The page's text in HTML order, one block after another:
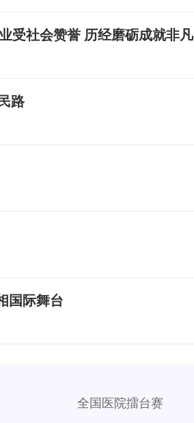
受社会赞誉 历经磨砺成就非凡
路
国际舞台
全国医院擂台赛